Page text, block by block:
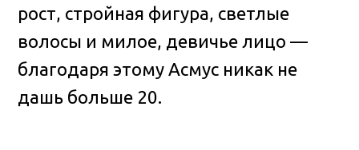
рост, стройная фигура, светлые
волосы и милое, девичье лицо —
благодаря этому Асмус никак не
дашь больше 20.